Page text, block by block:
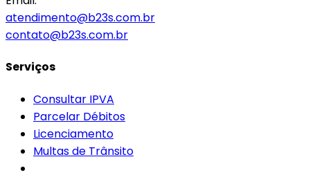
atendimento@b23s.com.br
contato@b23s.com.br
Serviços
Consultar IPVA
Parcelar Débitos
Licenciamento
Multas de Trânsito